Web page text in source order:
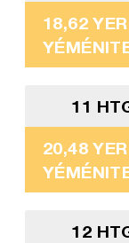
18,62
11
20,48
12